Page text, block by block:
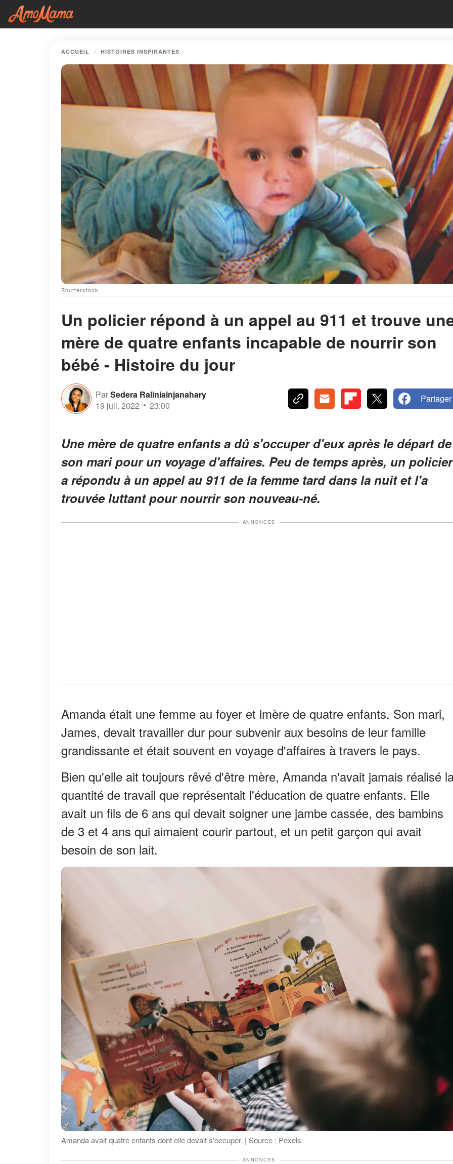
ACCUEIL HISTOIRES INSPIRANTES
Shutterstock
Un policier répond à un appel au 911 et trouve
mère de quatre enfants incapable de nourrir son
bébé - Histoire du jour
ParSedera Raliniainjanahary
19 juil. 2022
23:00
Partager
Une mère de quatre enfants a dû s'occuper d'eux après le départ de
son mari pour un voyage d'affaires. Peu de temps après, un policier
a répondu à un appel au 911 de la femme tard dans la nuit et l'a
trouvée luttant pour nourrir son nouveau-né.
ANNONCES
Amanda était une femme au foyer et lmère de quatre enfants. Son mari,
James, devait travailler dur pour subvenir aux besoins de leur famille
grandissante et était souvent en voyage d'affaires à travers le pays.
Bien qu'elle ait toujours rêvé d'être mère, Amanda n'avait jamais réalisé
quantité de travail que représentait l'éducation de quatre enfants. Elle
avait un fils de 6 ans qui devait soigner une jambe cassée, des bambins
de 3 et 4 ans qui aimaient courir partout, et un petit garçon qui avait
besoin de son lait.
Amanda avait quatre enfants dont elle devait s'occuper. | Source : Pexels
ANNONCES